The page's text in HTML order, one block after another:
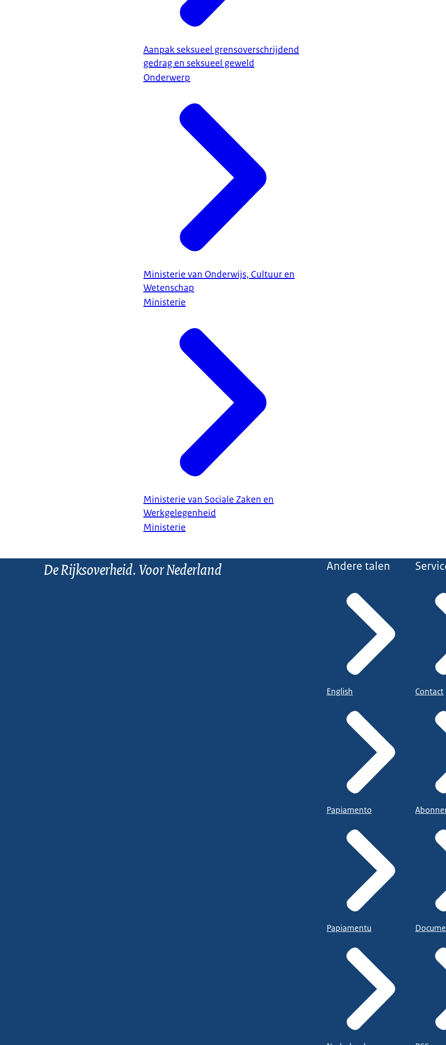
Aanpak seksueel grensoverschrijdend
gedrag en seksueel geweld
Onderwerp
Ministerie van Onderwijs, Cultuur en
Wetenschap
Ministerie
Ministerie van Sociale Zaken en
Werkgelegenheid
Ministerie
De Rijksoverheid. Voor Nederland Andere talen
English
Papiamento
Papiamentu
Contact